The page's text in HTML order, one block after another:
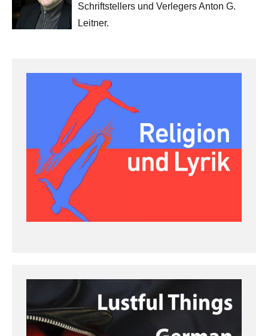
Schriftstellers und Verlegers Anton G.
Leitner.